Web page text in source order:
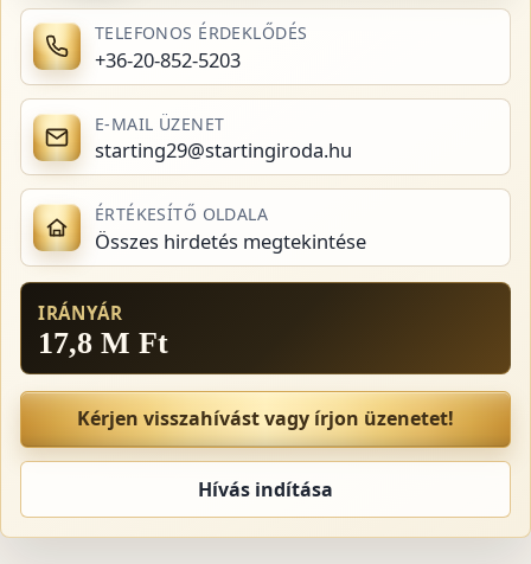
TELEFONOS ÉRDEKLŐDÉS
+36-20-852-5203
E-MAIL ÜZENET
starting29@startingiroda.hu
ÉRTÉKESÍTŐ OLDALA
Összes hirdetés megtekintése
IRÁNYÁR
17,8 M Ft
Kérjen visszahívást vagy írjon üzenetet!
Hívás indítása